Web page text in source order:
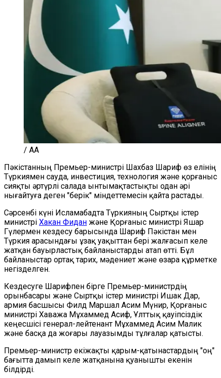
/ AA
Пәкістанның Премьер-министрі Шахбаз Шариф өз елінің
Түркиямен сауда, инвестиция, технология және қорғаныс
сияқты әртүрлі салада ынтымақтастықты одан әрі
нығайтуға деген "берік" міндеттемесін қайта растады.
Сәрсенбі күні Исламабадта Түркияның Сыртқы істер
министрі Хакан Фидан және Қорғаныс министрі Яшар
Гүлермен кездесу барысында Шариф Пәкістан мен
Түркия арасындағы ұзақ уақыттан бері жалғасып келе
жатқан бауырластық байланыстарды атап өтті. Бұл
байланыстар ортақ тарих, мәдениет және өзара құрметке
негізделген.
Кездесуге Шарифпен бірге Премьер-министрдің
орынбасары және Сыртқы істер министрі Ишак Дар,
армия басшысы Филд Маршал Асим Мүнир, Қорғаныс
министрі Хаважа Мұхаммед Асиф, Ұлттық қауіпсіздік
кеңесшісі генерал-лейтенант Мұхаммед Асим Малик
және басқа да жоғары лауазымды тұлғалар қатысты.
Премьер-министр екіжақты қарым-қатынастардың "оң"
бағытта дамып келе жатқанына қуанышты екенін
білдірді.